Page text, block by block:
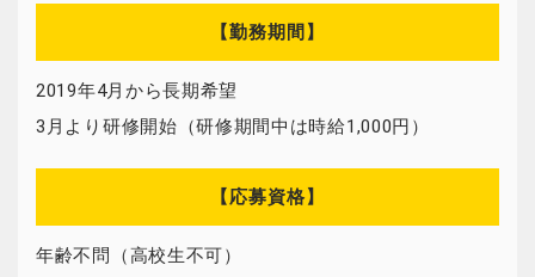
【勤務期間】
2019年4月から長期希望
3月より研修開始（研修期間中は時給1,000円）
【応募資格】
年齢不問（高校生不可）